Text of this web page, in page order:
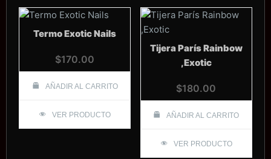
Termo Exotic Nails
$170.00
AÑADIR AL CARRITO
VER PRODUCTO
Tijera París Rainbow
,Exotic
$180.00
AÑADIR AL CARRITO
VER PRODUCTO